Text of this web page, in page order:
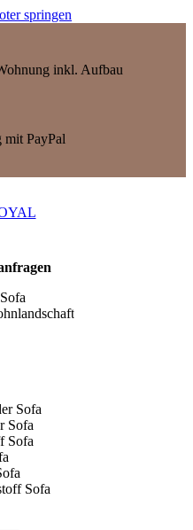
springen
inkl. Aufbau
mit PayPal
Sofa
Sofa
Sofa
Sofa
Suchergebnisse